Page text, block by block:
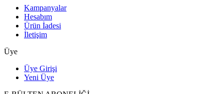
Kampanyalar
Hesabım
Ürün İadesi
İletişim
Üye
Üye Girişi
Yeni Üye